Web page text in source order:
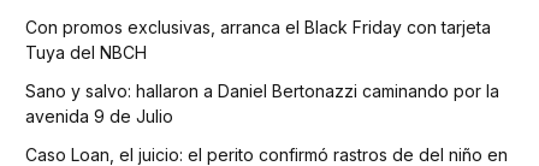
Con promos exclusivas, arranca el Black Friday con tarjeta
Tuya del NBCH
Sano y salvo: hallaron a Daniel Bertonazzi caminando por la
avenida 9 de Julio
Caso Loan, el juicio: el perito confirmó rastros de del niño en